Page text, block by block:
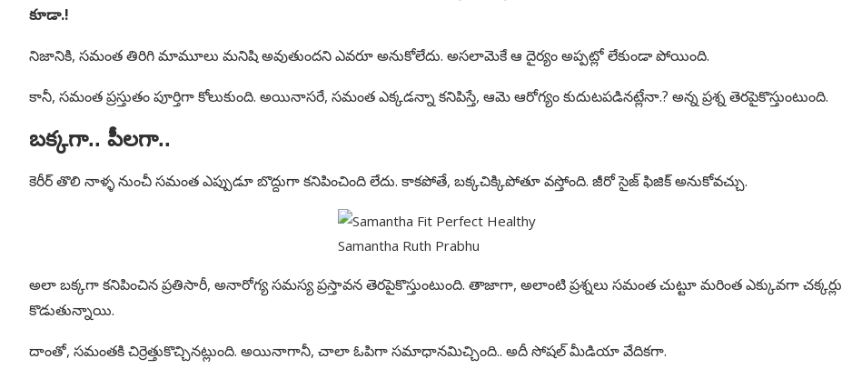
కూడా.!
నిజానికి, సమంత తిరిగి మామూలు మనిషి అవుతుందని ఎవరూ అనుకోలేదు. అసలామెకే ఆ దైర్యం అప్పట్లో లేకుండా పోయింది.
కానీ, సమంత ప్రస్తుతం పూర్తిగా కోలుకుంది. అయినాసరే, సమంత ఎక్కడన్నా కనిపిస్తే, ఆమె ఆరోగ్యం కుదుటపడినట్లేనా.? అన్న ప్రశ్న తెరపైకొస్తుంటుంది.
బక్కగా.. పీలగా..
కెరీర్ తొలి నాళ్ళ నుంచీ సమంత ఎప్పుడూ బొద్దుగా కనిపించింది లేదు. కాకపోతే, బక్కచిక్కిపోతూ వస్తోంది. జీరో సైజ్ ఫిజిక్ అనుకోవచ్చు.
Samantha Ruth Prabhu
అలా బక్కగా కనిపించిన ప్రతిసారీ, అనారోగ్య సమస్య ప్రస్తావన తెరపైకొస్తుంటుంది. తాజాగా, అలాంటి ప్రశ్నలు సమంత చుట్టూ మరింత ఎక్కువగా చక్కర్లు
కొడుతున్నాయి.
దాంతో, సమంతకి చిర్రెత్తుకొచ్చినట్లుంది. అయినాగానీ, చాలా ఓపిగా సమాధానమిచ్చింది.. అదీ సోషల్ మీడియా వేదికగా.